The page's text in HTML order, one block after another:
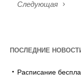
Следующая
ПОСЛЕДНИЕ
Расписание